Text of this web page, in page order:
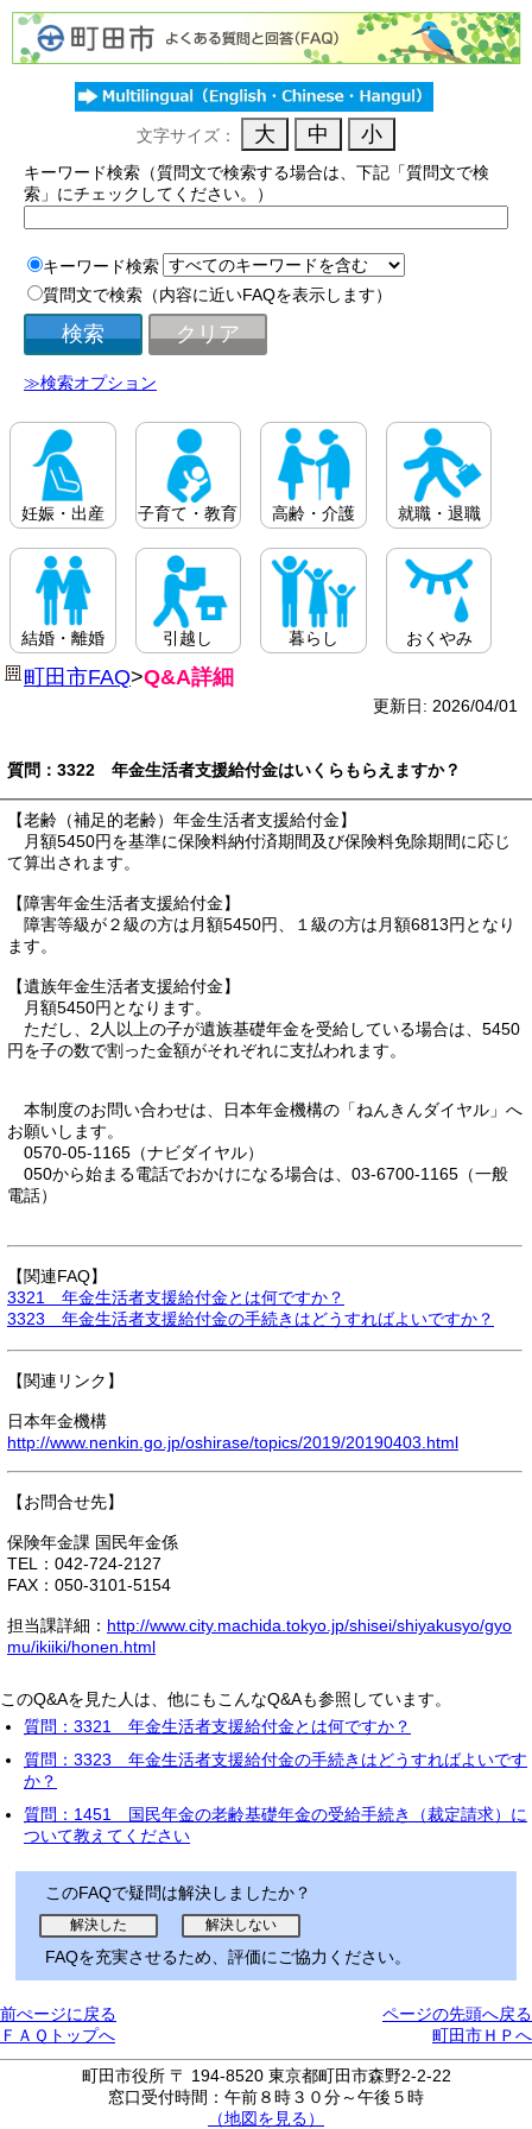
文字サイズ：
キーワード検索（質問文で検索する場合は、下記「質問文で検
索」にチェックしてください。）
キーワード検索
質問文で検索（内容に近いFAQを表示します）
≫検索オプション
妊娠・出産 子育て・教育 高齢・介護 就職・退職
結婚・離婚 引越し 暮らし おくやみ
町田市FAQ>Q&A詳細
更新日: 2026/04/01
質問：3322 年金生活者支援給付金はいくらもらえますか？
【老齢（補足的老齢）年金生活者支援給付金】
月額5450円を基準に保険料納付済期間及び保険料免除期間に応じ
て算出されます。
【障害年金生活者支援給付金】
障害等級が２級の方は月額5450円、１級の方は月額6813円となり
ます。
【遺族年金生活者支援給付金】
月額5450円となります。
ただし、2人以上の子が遺族基礎年金を受給している場合は、5450
円を子の数で割った金額がそれぞれに支払われます。
本制度のお問い合わせは、日本年金機構の「ねんきんダイヤル」へ
お願いします。
0570-05-1165（ナビダイヤル）
050から始まる電話でおかけになる場合は、03-6700-1165（一般
電話）
【関連FAQ】
3321 年金生活者支援給付金とは何ですか？
3323 年金生活者支援給付金の手続きはどうすればよいですか？
【関連リンク】
日本年金機構
http://www.nenkin.go.jp/oshirase/topics/2019/20190403.html
【お問合せ先】
保険年金課 国民年金係
TEL：042-724-2127
FAX：050-3101-5154
担当課詳細： http://www.city.machida.tokyo.jp/shisei/shiyakusyo/gyo
mu/ikiiki/honen.html
このQ&Aを見た人は、他にもこんなQ&Aも参照しています。
質問：3321 年金生活者支援給付金とは何ですか？
質問：3323 年金生活者支援給付金の手続きはどうすればよいです
か？
質問：1451 国民年金の老齢基礎年金の受給手続き（裁定請求）に
ついて教えてください
このFAQで疑問は解決しましたか？
FAQを充実させるため、評価にご協力ください。
前ぺージに戻る
ページの先頭へ戻る
ＦＡＱトップへ
町田市ＨＰへ
町田市役所 〒 194-8520 東京都町田市森野2-2-22
窓口受付時間：午前８時３０分～午後５時
（地図を見る）